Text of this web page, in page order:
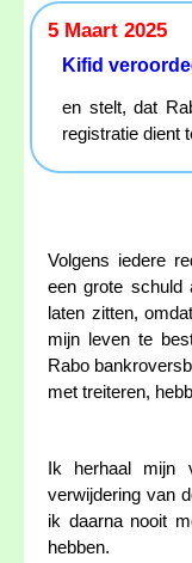
5 Maart 2025
Kifid
en stelt, dat
registratie dient
Volgens iedere
een grote
laten zitten,
mijn leven te
Rabo
met treiteren,
Ik herhaal mijn
verwijdering van
ik daarna nooit
hebben.